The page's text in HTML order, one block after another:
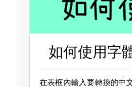
如何使用字
在表框內輸入要轉換的中